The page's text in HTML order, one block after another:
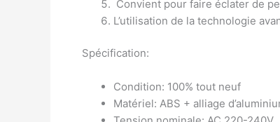
Convient pour faire éclater de
L’utilisation de la technologie
Spécification:
Condition: 100% tout neuf
Matériel: ABS + alliage